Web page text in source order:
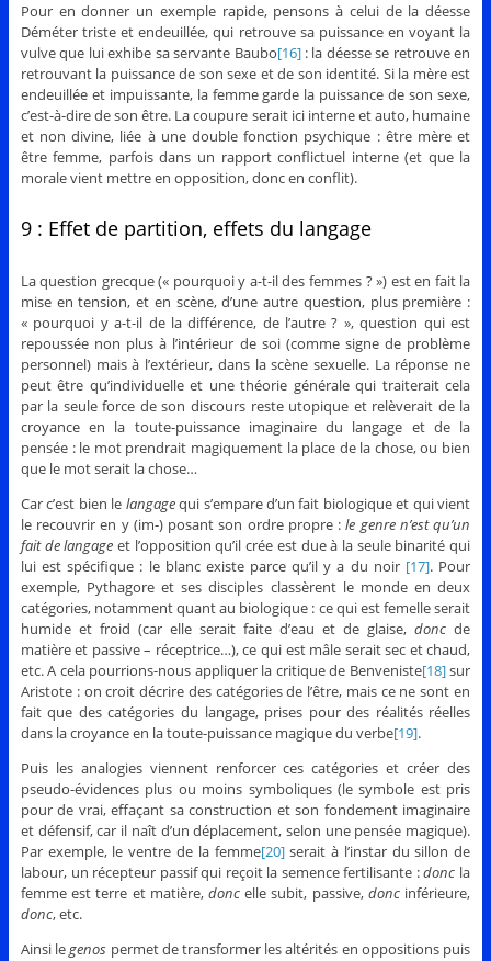
Pour en donner un exemple rapide, pensons à celui de la déesse
Déméter triste et endeuillée, qui retrouve sa puissance en voyant la
vulve que lui exhibe sa servante Baubo[16]: la déesse se retrouve en
retrouvant la puissance de son sexe et de son identité. Si la mère est
endeuillée et impuissante, la femme garde la puissance de son sexe,
c’est-à-dire de son être. La coupure serait ici interne et auto, humaine
et non divine, liée à une double fonction psychique : être mère et
être femme, parfois dans un rapport conflictuel interne (et que la
morale vient mettre en opposition, donc en conflit).
9 : Effet de partition, effets du langage
La question grecque (« pourquoi y a-t-il des femmes ? ») est en fait la
mise en tension, et en scène, d’une autre question, plus première :
« pourquoi y a-t-il de la différence, de l’autre ? », question qui est
repoussée non plus à l’intérieur de soi (comme signe de problème
personnel) mais à l’extérieur, dans la scène sexuelle. La réponse ne
peut être qu’individuelle et une théorie générale qui traiterait cela
par la seule force de son discours reste utopique et relèverait de la
croyance en la toute-puissance imaginaire du langage et de la
pensée : le mot prendrait magiquement la place de la chose, ou bien
que le mot serait la chose…
Car c’est bien le langagequi s’empare d’un fait biologique et qui vient
le recouvrir en y (im-) posant son ordre propre :le genre n’est qu’un
fait de langage et l’opposition qu’il crée est due à la seule binarité qui
lui est spécifique : le blanc existe parce qu’il y a du noir [17]. Pour
exemple, Pythagore et ses disciples classèrent le monde en deux
catégories, notamment quant au biologique : ce qui est femelle serait
humide et froid (car elle serait faite d’eau et de glaise,donc de
matière et passive – réceptrice…), ce qui est mâle serait sec et chaud,
etc. A cela pourrions-nous appliquer la critique de Benveniste[18]sur
Aristote : on croit décrire des catégories de l’être, mais ce ne sont en
fait que des catégories du langage, prises pour des réalités réelles
dans la croyance en la toute-puissance magique du verbe[19].
Puis les analogies viennent renforcer ces catégories et créer des
pseudo-évidences plus ou moins symboliques (le symbole est pris
pour de vrai, effaçant sa construction et son fondement imaginaire
et défensif, car il naît d’un déplacement, selon une pensée magique).
Par exemple, le ventre de la femme[20]serait à l’instar du sillon de
labour, un récepteur passif qui reçoit la semence fertilisante :donc la
femme est terre et matière, donc elle subit, passive, doncinférieure,
donc, etc.
Ainsi legenos permet de transformer les altérités en oppositions puis